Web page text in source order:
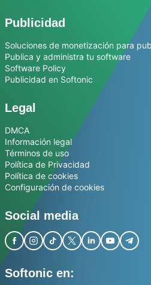
Publicidad
Soluciones de monetización para
Publica y administra tu software
Software Policy
Publicidad en Softonic
Legal
DMCA
Información legal
Términos de uso
Política de Privacidad
Política de cookies
Configuración de cookies
Social media
Softonic en: